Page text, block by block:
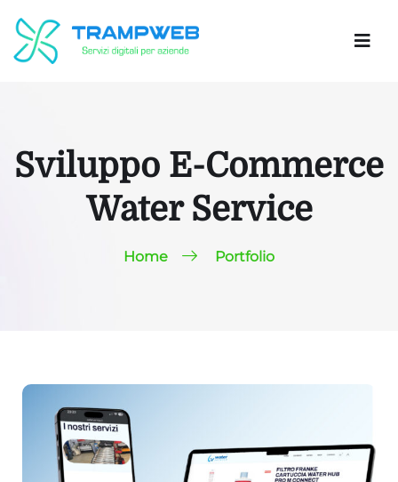
Sviluppo E-Commerce
Water Service
Home Portfolio